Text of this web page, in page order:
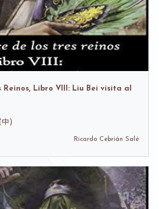
Reinos, Libro VIII: Liu Bei visita al
中)
Ricardo Cebrián Salé